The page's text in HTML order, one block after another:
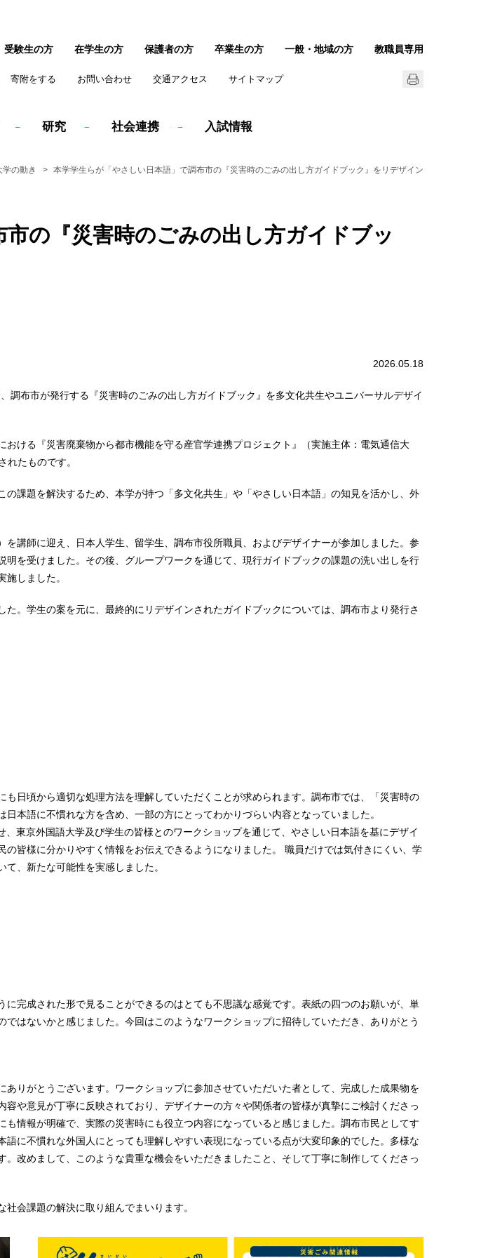
研究 社会連携 入試情報
寄附をする お問い合わせ 交通アクセス サイトマップ
受験生の方 在学生の方 保護者の方 卒業生の方 一般・地域の方 教職員専用
学の動き 本学学生らが「やさしい日本語」で調布市の『災害時のごみの出し方ガイドブック』をリデザイン
の『災害時のごみの出し方ガイドブッ
2026.05.18
布市が発行する『災害時のごみの出し方ガイドブック』を多文化共生やユニバーサルデザイ
ける『災害廃棄物から都市機能を守る産官学連携プロジェクト』（実施主体：電気通信大
たものです。
課題を解決するため、本学が持つ「多文化共生」や「やさしい日本語」の知見を活かし、外
講師に迎え、日本人学生、留学生、調布市役所職員、およびデザイナーが参加しました。参
を受けました。その後、グループワークを通じて、現行ガイドブックの課題の洗い出しを行
しました。
。学生の案を元に、最終的にリデザインされたガイドブックについては、調布市より発行さ
日頃から適切な処理方法を理解していただくことが求められます。調布市では、「災害時の
本語に不慣れな方を含め、一部の方にとってわかりづらい内容となっていました。
、東京外国語大学及び学生の皆様とのワークショップを通じて、やさしい日本語を基にデザイ
皆様に分かりやすく情報をお伝えできるようになりました。 職員だけでは気付きにくい、学
、新たな可能性を実感しました。
完成された形で見ることができるのはとても不思議な感覚です。表紙の四つのお願いが、単
はないかと感じました。今回はこのようなワークショップに招待していただき、ありがとう
りがとうございます。ワークショップに参加させていただいた者として、完成した成果物を
や意見が丁寧に反映されており、デザイナーの方々や関係者の皆様が真摯にご検討くださっ
情報が明確で、実際の災害時にも役立つ内容になっていると感じました。調布市民としてす
に不慣れな外国人にとっても理解しやすい表現になっている点が大変印象的でした。多様な
改めまして、このような貴重な機会をいただきましたこと、そして丁寧に制作してくださっ
会課題の解決に取り組んでまいります。